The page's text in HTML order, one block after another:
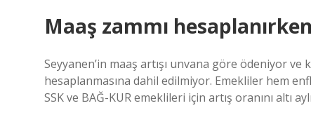
Maaş zammı
Seyyanen’in maaş artışı unvana göre ödeniyor
hesaplanmasına dahil edilmiyor. Emekliler hem
SSK ve BAĞ-KUR emeklileri için artış oranını altı